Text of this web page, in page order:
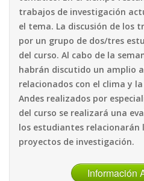
trabajos de investigación
el tema. La discusión de los
por un grupo de dos/tres
del curso. Al cabo de la
habrán discutido un amplio
relacionados con el clima y
Andes realizados por
del curso se realizará una
los estudiantes relacionarán
proyectos de investigación.
Información